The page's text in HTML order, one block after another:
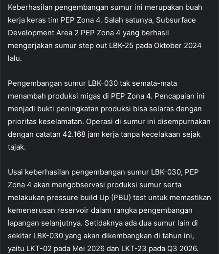
Keberhasilan pengembangan sumur ini merupakan buah
kerja keras tim PEP Zona 4. Salah satunya, Subsurface
Development Area 2 PEP Zona 4 yang berhasil
mengerjakan sumur step out LBK-25 pada Oktober 2024
lalu.
Pengembangan sumur LBK-030 tak semata-mata
menambah produksi migas di PEP Zona 4. Pencapaian ini
menjadi bukti peningkatan produksi bisa selaras dengan
prioritas keselamatan. Operasi di sumur ini disempurnakan
dengan catatan 42.168 jam kerja tanpa kecelakaan sejak
tajak.
Usai keberhasilan pengembangan sumur LBK-030, PEP
Zona 4 akan mengobservasi produksi sumur serta
melakukan pressure build Up (PBU) test untuk memastikan
kemenerusan reservoir dalam rangka pengembangan
lapangan selanjutnya. Setidaknya ada dua sumur lain di
sekitar LBK-030 yang akan dikembangkan di tahun ini,
yaitu LKT-02 pada Mei 2026 dan LKT-23 pada Q3 2026.